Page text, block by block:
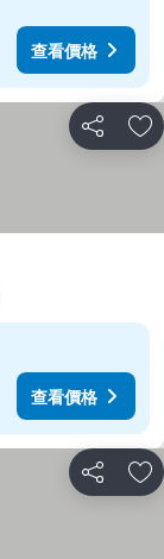
查看價格
分享 加
查看價格
分享 加